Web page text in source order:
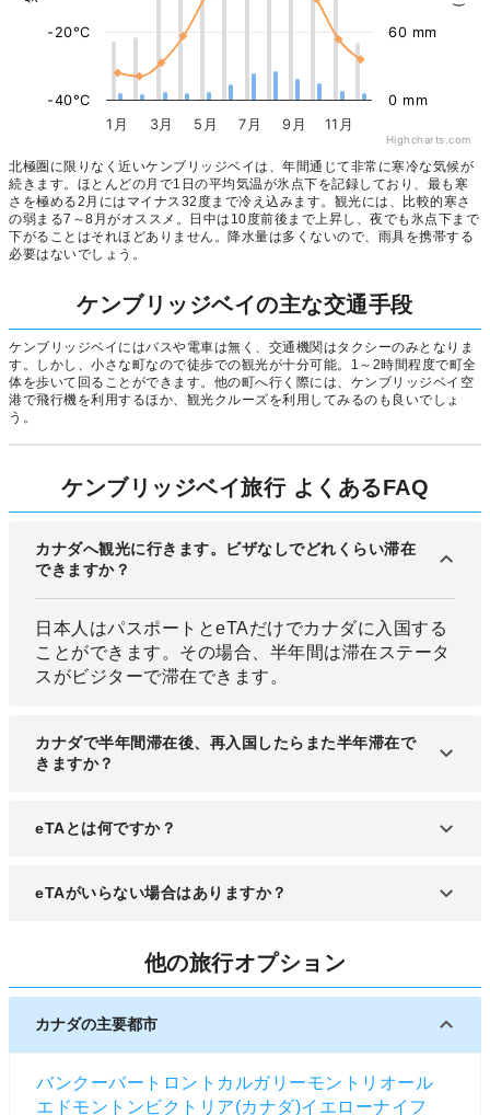
1月 3月 5月 7月 9月 11月
-40°C
-20°C
0 mm
60 mm
Highcharts.com
北極圏に限りなく近いケンブリッジベイは、年間通じて非常に寒冷な気候が
続きます。ほとんどの月で1日の平均気温が氷点下を記録しており、最も寒
さを極める2月にはマイナス32度まで冷え込みます。観光には、比較的寒さ
の弱まる7～8月がオススメ。日中は10度前後まで上昇し、夜でも氷点下まで
下がることはそれほどありません。降水量は多くないので、雨具を携帯する
必要はないでしょう。
ケンブリッジベイの主な交通手段
ケンブリッジベイにはバスや電車は無く、交通機関はタクシーのみとなりま
す。しかし、小さな町なので徒歩での観光が十分可能。1～2時間程度で町全
体を歩いて回ることができます。他の町へ行く際には、ケンブリッジベイ空
港で飛行機を利用するほか、観光クルーズを利用してみるのも良いでしょ
う。
ケンブリッジベイ旅行 よくあるFAQ
カナダへ観光に行きます。ビザなしでどれくらい滞在
できますか？
日本人はパスポートとeTAだけでカナダに入国する
ことができます。その場合、半年間は滞在ステータ
スがビジターで滞在できます。
カナダで半年間滞在後、再入国したらまた半年滞在で
きますか？
一般的に、観光で半年間滞在したら、その後2また
こともあります。
eTAとは何ですか？
カナダに渡航する際に必要な申請です。申請してい
eTAがいらない場合はありますか？
有効な学生ビザやワーキングホリデー、就労ビザ、
永住権を持っている方は申請しなくても大丈夫で
す。
他の旅行オプション
カナダの主要都市
バンクーバー トロント カルガリーモントリオール
エドモントン ビクトリア(カナダ)イエローナイフ